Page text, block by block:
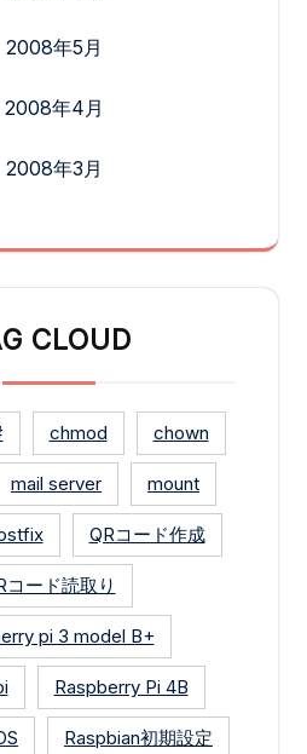
2008年5月
2008年4月
2008年3月
CLOUD
chmod chown
mail server mount
QRコード作成
コード読取り
pi 3 model B+
Raspberry Pi 4B
Raspbian初期設定